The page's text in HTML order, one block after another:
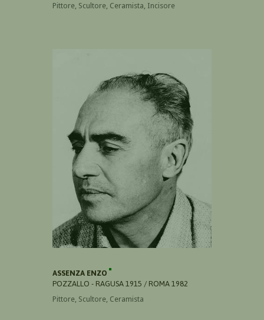
Pittore, Scultore, Ceramista, Incisore
ASSENZA ENZO
POZZALLO - RAGUSA 1915 / ROMA 1982
Pittore, Scultore, Ceramista